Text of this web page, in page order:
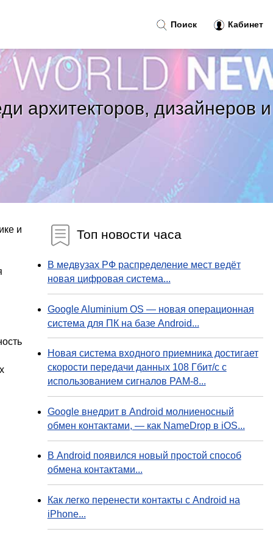
архитекторов, дизайнеров и
и
Топ новости часа
В медвузах РФ распределение мест ведёт
новая цифровая система...
Google Aluminium OS — новая операционная
система для ПК на базе Android...
Новая система входного приемника достигает
скорости передачи данных 108 Гбит/с с
использованием сигналов PAM-8...
Google внедрит в Android молниеносный
обмен контактами, — как NameDrop в iOS...
В Android появился новый простой способ
обмена контактами...
Как легко перенести контакты с Android на
iPhone...
Поиск Кабинет